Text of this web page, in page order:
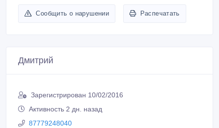
Сообщить о нарушении Распечатать
Дмитрий
Зарегистрирован 10/02/2016
Активность 2 дн. назад
87779248040